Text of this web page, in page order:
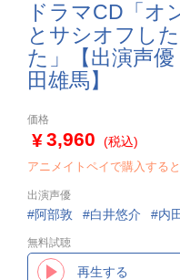
ドラマCD「オ
とサシオフし
た」【出演声
田雄馬】
価格
3,960 (税込)
アニメイトペイで購入する
出演声優
阿部敦 白井悠介 内
無料試聴
再生する